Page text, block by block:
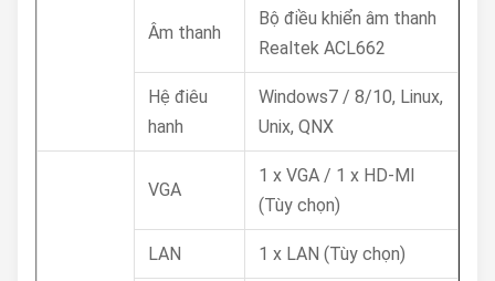
Âm thanh
Bộ điều khiển âm thanh
Realtek ACL662
Hệ điêu
hanh
Windows7 / 8/10, Linux,
Unix, QNX
VGA
1 x VGA / 1 x HD-MI
(Tùy chọn)
LAN 1 x LAN (Tùy chọn)